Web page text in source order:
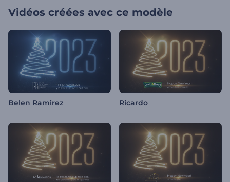
Vidéos créées avec ce modèle
Belen Ramirez Ricardo